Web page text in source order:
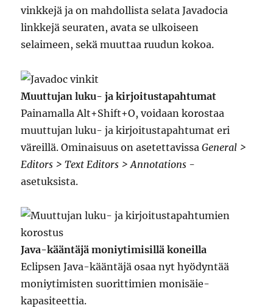
vinkkejä ja on mahdollista selata Javadocia
linkkejä seuraten, avata se ulkoiseen
selaimeen, sekä muuttaa ruudun kokoa.
Muuttujan luku- ja kirjoitustapahtumat
Painamalla Alt+Shift+O, voidaan korostaa
muuttujan luku- ja kirjoitustapahtumat eri
väreillä. Ominaisuus on asetettavissaGeneral >
Editors > Text Editors > Annotations -
asetuksista.
Java-kääntäjä moniytimisillä koneilla
Eclipsen Java-kääntäjä osaa nyt hyödyntää
moniytimisten suorittimien monisäie-
kapasiteettia.